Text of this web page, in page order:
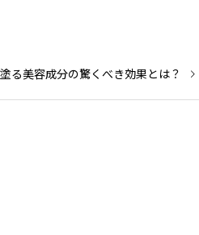
る美容成分の驚くべき効果とは？